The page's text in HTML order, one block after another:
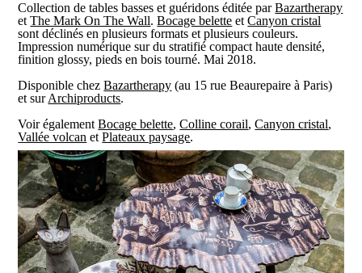
Collection de tables basses et guéridons éditée parBazartherapy
etThe Mark On The Wall.Bocage belette etCanyon cristal
sont déclinés en plusieurs formats et plusieurs couleurs.
Impression numérique sur du stratifié compact haute densité,
finition glossy, pieds en bois tourné. Mai 2018.
Disponible chezBazartherapy (au 15 rue Beaurepaire à Paris)
et surArchiproducts.
Voir égalementBocage belette,Colline corail,Canyon cristal,
Vallée volcan etPlateaux paysage.